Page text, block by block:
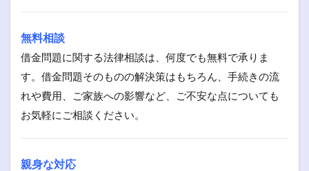
無料相談
借金問題に関する法律相談は、何度でも無料で承りま
す。借金問題そのものの解決策はもちろん、手続きの流
れや費用、ご家族への影響など、ご不安な点についても
お気軽にご相談ください。
親身な対応